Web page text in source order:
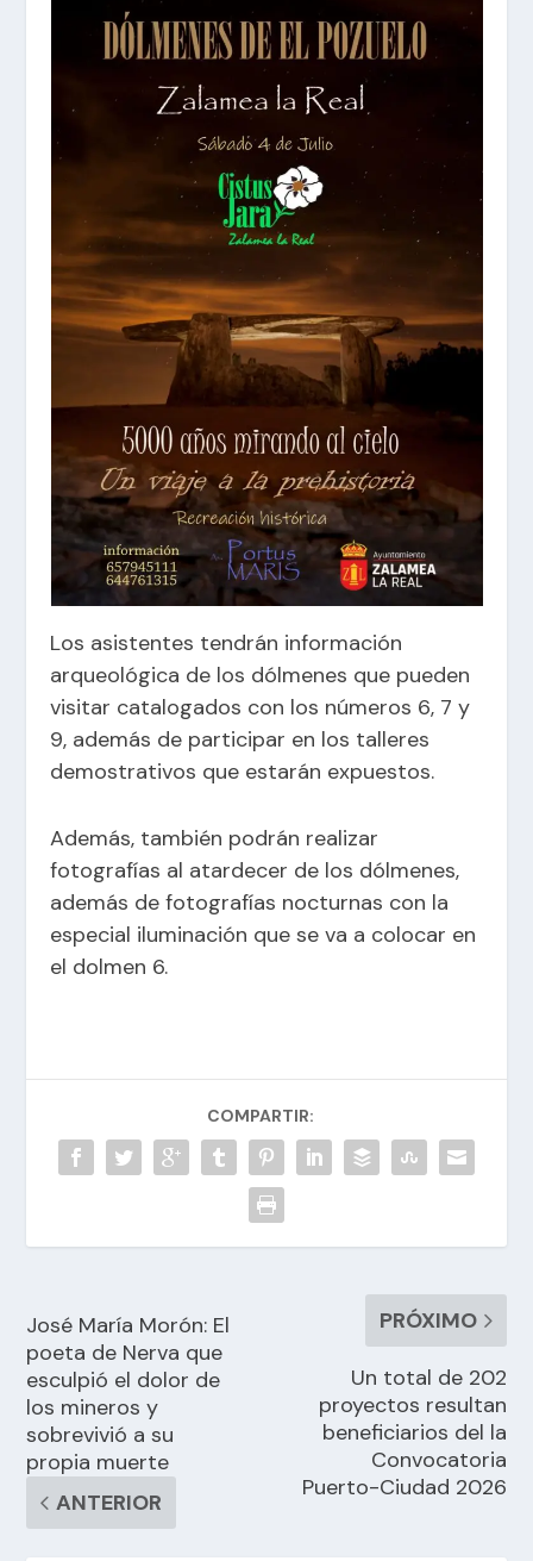
Los asistentes tendrán información
arqueológica de los dólmenes que pueden
visitar catalogados con los números 6, 7 y
9, además de participar en los talleres
demostrativos que estarán expuestos.
Además, también podrán realizar
fotografías al atardecer de los dólmenes,
además de fotografías nocturnas con la
especial iluminación que se va a colocar en
el dolmen 6.
COMPARTIR:
José María Morón: El
poeta de Nerva que
esculpió el dolor de
los mineros y
sobrevivió a su
propia muerte
ANTERIOR
PRÓXIMO
Un total de 202
proyectos resultan
beneficiarios del la
Convocatoria
Puerto-Ciudad 2026